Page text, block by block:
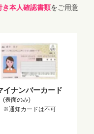
き本人確認書類をご用意
イナンバーカード
(表面のみ)
※通知カードは不可